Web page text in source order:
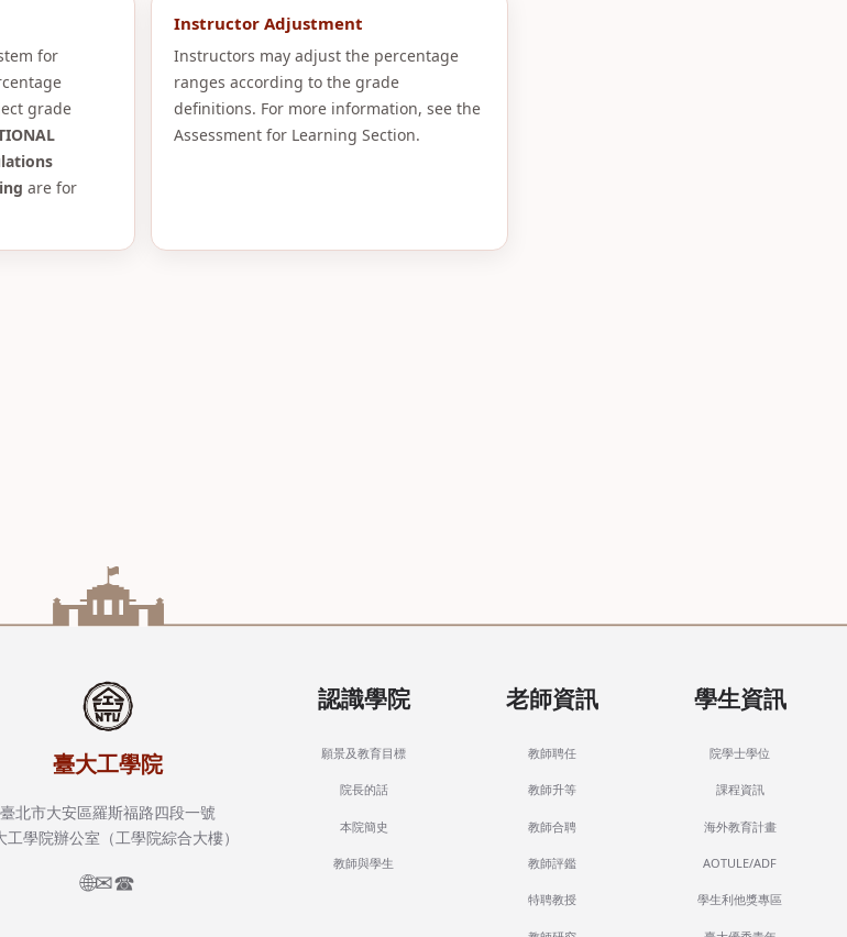
for
grade
are for
Instructor Adjustment
Instructors may adjust the percentage
ranges according to the grade
definitions. For more information, see the
Assessment for Learning Section.
臺大工學院
臺北市大安區羅斯福路四段一號
工學院辦公室（工學院綜合大樓）
🌐✉☎
認識學院
願景及教育目標
院長的話
本院簡史
教師與學生
老師資訊
教師聘任
教師升等
教師合聘
教師評鑑
特聘教授
學生資訊
院學士學位
課程資訊
海外教育計畫
AOTULE/ADF
學生利他獎專區